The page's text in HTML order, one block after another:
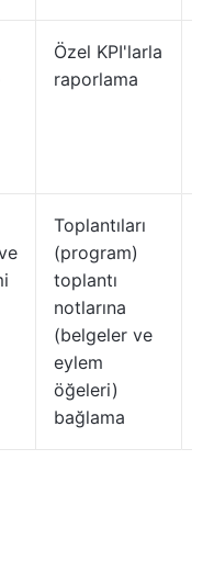
Özel KPI'larla
raporlama
Toplantıları
(program)
toplantı
notlarına
(belgeler ve
eylem
öğeleri)
bağlama